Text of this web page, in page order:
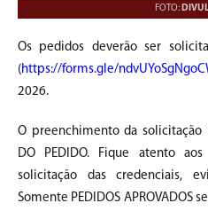
FOTO:
Os pedidos deverão ser
(https://forms.gle/
2026.
O preenchimento da solicitação
DO PEDIDO. Fique atento
solicitação das credenciais,
Somente PEDIDOS APROVADOS